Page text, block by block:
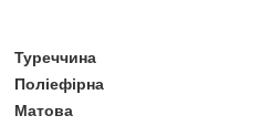
Туреччина
Поліефірна
Матова